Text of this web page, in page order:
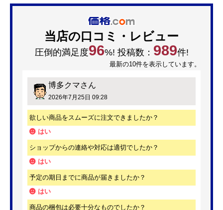
当店の口コミ・レビュー
圧倒的満足度96%! 投稿数： 989件!
最新の10件を表示しています。
博多クマさん
2026年7月25日 09:28
欲しい商品をスムーズに注文できましたか？
はい
ショップからの連絡や対応は適切でしたか？
はい
予定の期日までに商品が届きましたか？
はい
商品の梱包は必要十分なものでしたか？